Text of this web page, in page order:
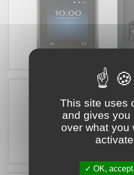
This site uses
and gives you
over what you
activate
OK, accept